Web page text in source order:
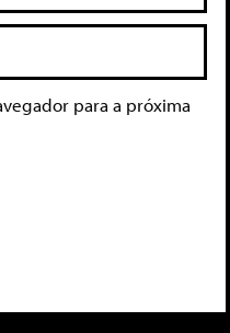
para a próxima